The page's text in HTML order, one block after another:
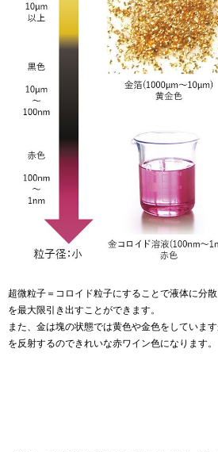
超微粒子＝コロイド粒子にすることで液体に分
を最大限引き出すことができます。
また、金は塊の状態では黄色や金色をしていま
を反射するのできれいな赤ワイン色になります。